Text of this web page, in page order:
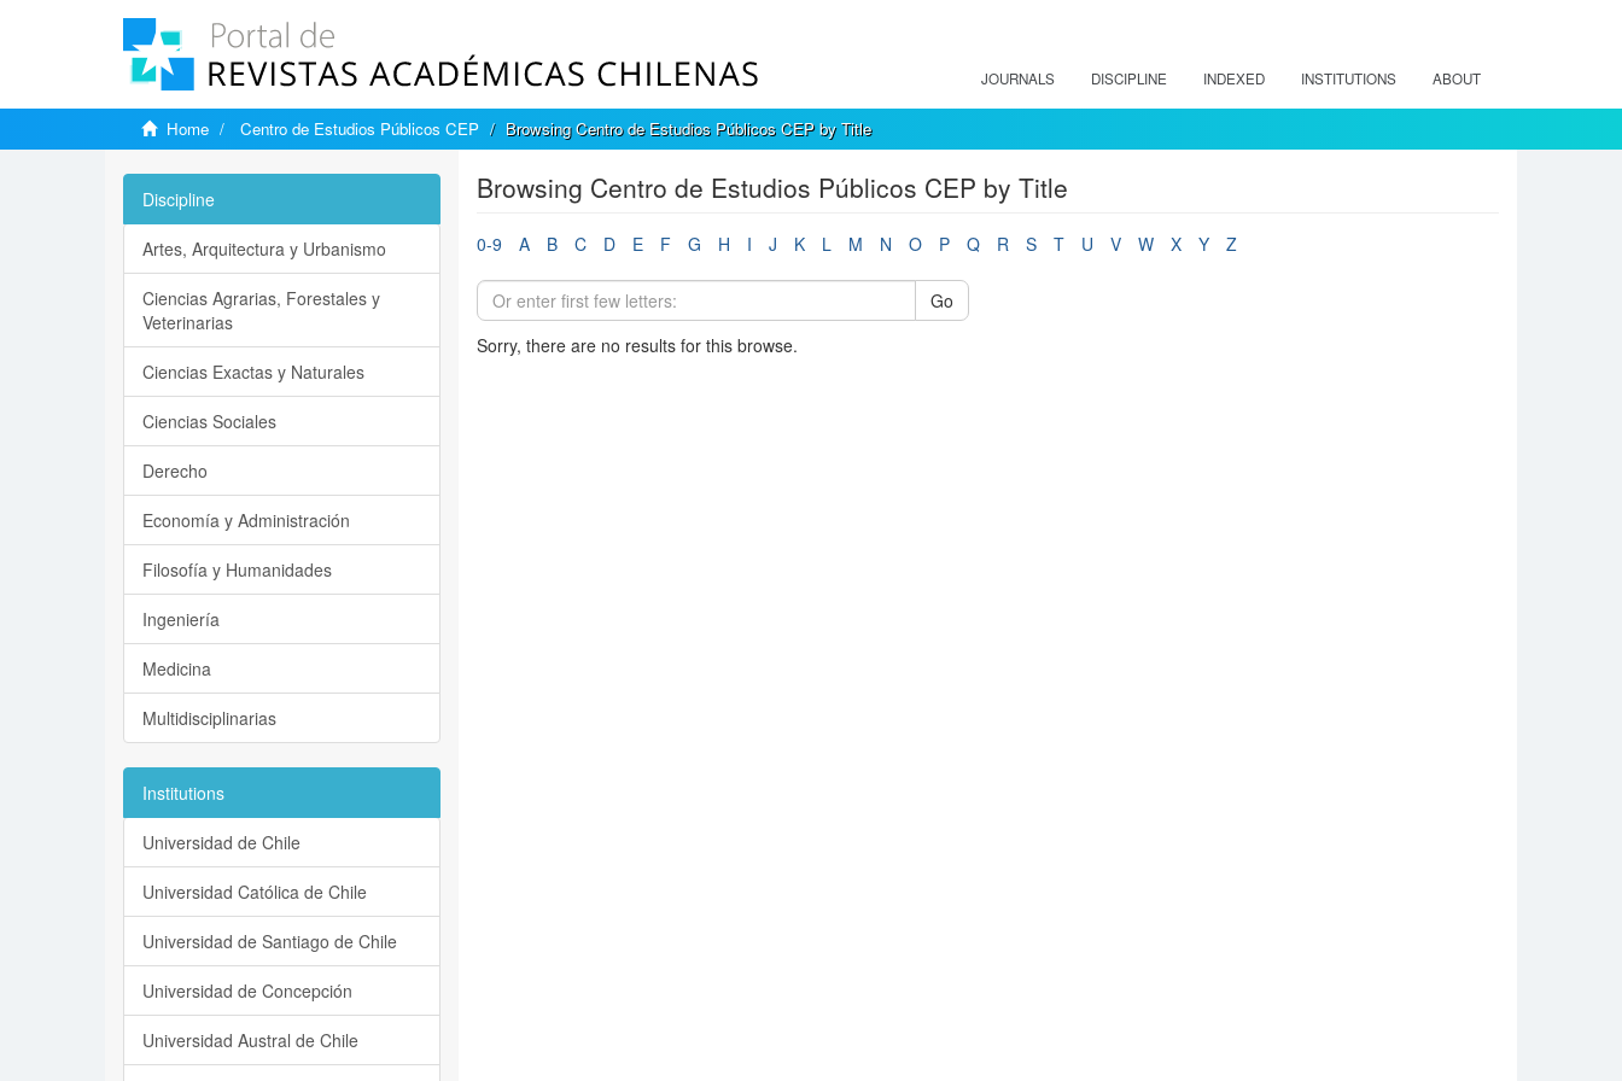
JOURNALS DISCIPLINE INDEXED INSTITUTIONS ABOUT
Home Centro de Estudios Públicos CEP Browsing Centro de Estudios Públicos CEP by Title
Browsing Centro de Estudios Públicos CEP by Title
0-9 A B C D E F G H I J K L M N O P Q R S T U V W X Y Z
Go
Sorry, there are no results for this browse.
Discipline
Artes, Arquitectura y Urbanismo
Ciencias Agrarias, Forestales y
Veterinarias
Ciencias Exactas y Naturales
Ciencias Sociales
Derecho
Economía y Administración
Filosofía y Humanidades
Ingeniería
Medicina
Multidisciplinarias
Institutions
Universidad de Chile
Universidad Católica de Chile
Universidad de Santiago de Chile
Universidad de Concepción
Universidad Austral de Chile